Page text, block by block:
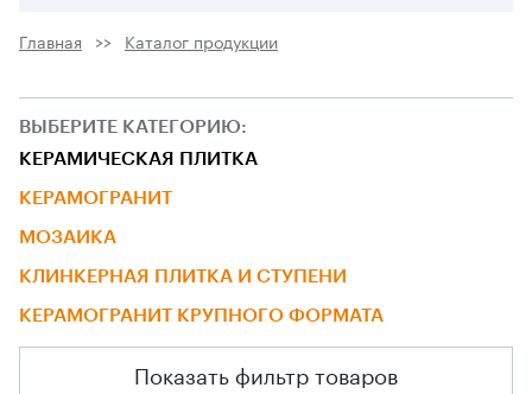
Главная Каталог продукции
ВЫБЕРИТЕ КАТЕГОРИЮ:
КЕРАМИЧЕСКАЯ ПЛИТКА
КЕРАМОГРАНИТ
МОЗАИКА
КЛИНКЕРНАЯ ПЛИТКА И СТУПЕНИ
КЕРАМОГРАНИТ КРУПНОГО ФОРМАТА
Показать фильтр товаров